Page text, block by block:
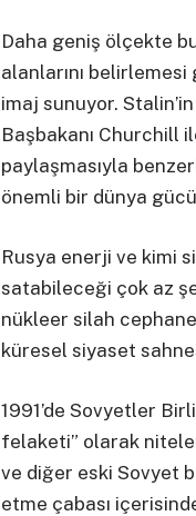
Daha geniş ölçekte
alanlarını
imaj sunuyor.
Başbakanı Churchill
paylaşmasıyla
önemli bir dünya
Rusya enerji ve kimi
satabileceği çok az
nükleer silah
küresel siyaset
1991’de Sovyetler
felaketi” olarak
ve diğer eski Sovyet
etme çabası